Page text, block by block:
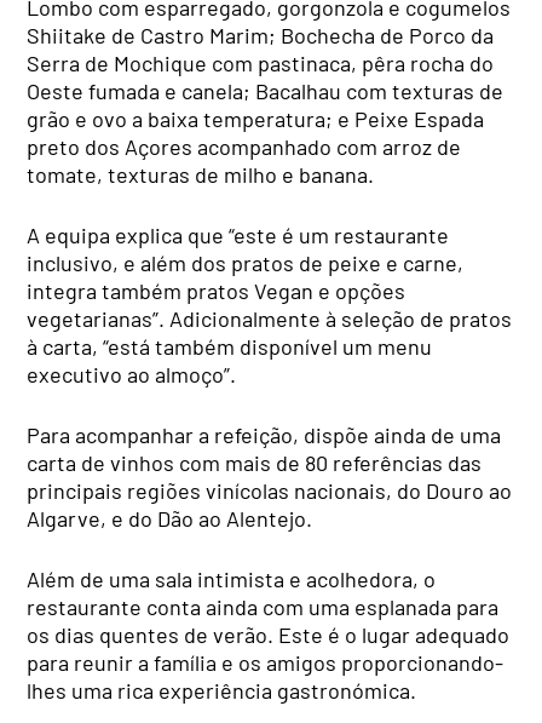
Lombo com esparregado, gorgonzola e cogumelos
Shiitake de Castro Marim; Bochecha de Porco da
Serra de Mochique com pastinaca, pêra rocha do
Oeste fumada e canela; Bacalhau com texturas de
grão e ovo a baixa temperatura; e Peixe Espada
preto dos Açores acompanhado com arroz de
tomate, texturas de milho e banana.
A equipa explica que “este é um restaurante
inclusivo, e além dos pratos de peixe e carne,
integra também pratos Vegan e opções
vegetarianas”. Adicionalmente à seleção de pratos
à carta, “está também disponível um menu
executivo ao almoço”.
Para acompanhar a refeição, dispõe ainda de uma
carta de vinhos com mais de 80 referências das
principais regiões vinícolas nacionais, do Douro ao
Algarve, e do Dão ao Alentejo.
Além de uma sala intimista e acolhedora, o
restaurante conta ainda com uma esplanada para
os dias quentes de verão. Este é o lugar adequado
para reunir a família e os amigos proporcionando-
lhes uma rica experiência gastronómica.